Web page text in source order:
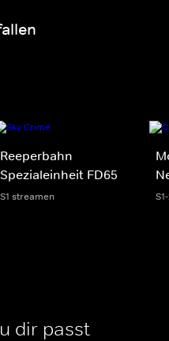
Reeperbahn
Spezialeinheit FD65
S1 streamen
dir passt